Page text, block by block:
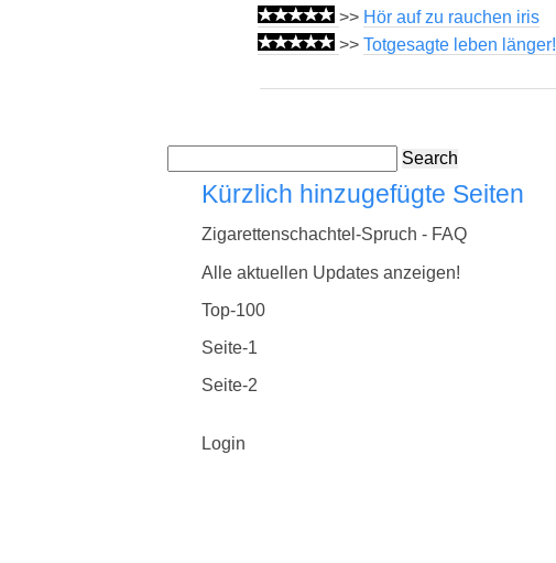
>> Hör auf zu rauchen iris
>> Totgesagte leben länger!
Search
Kürzlich hinzugefügte Seiten
Zigarettenschachtel-Spruch - FAQ
Alle aktuellen Updates anzeigen!
Top-100
Seite-1
Seite-2
Login